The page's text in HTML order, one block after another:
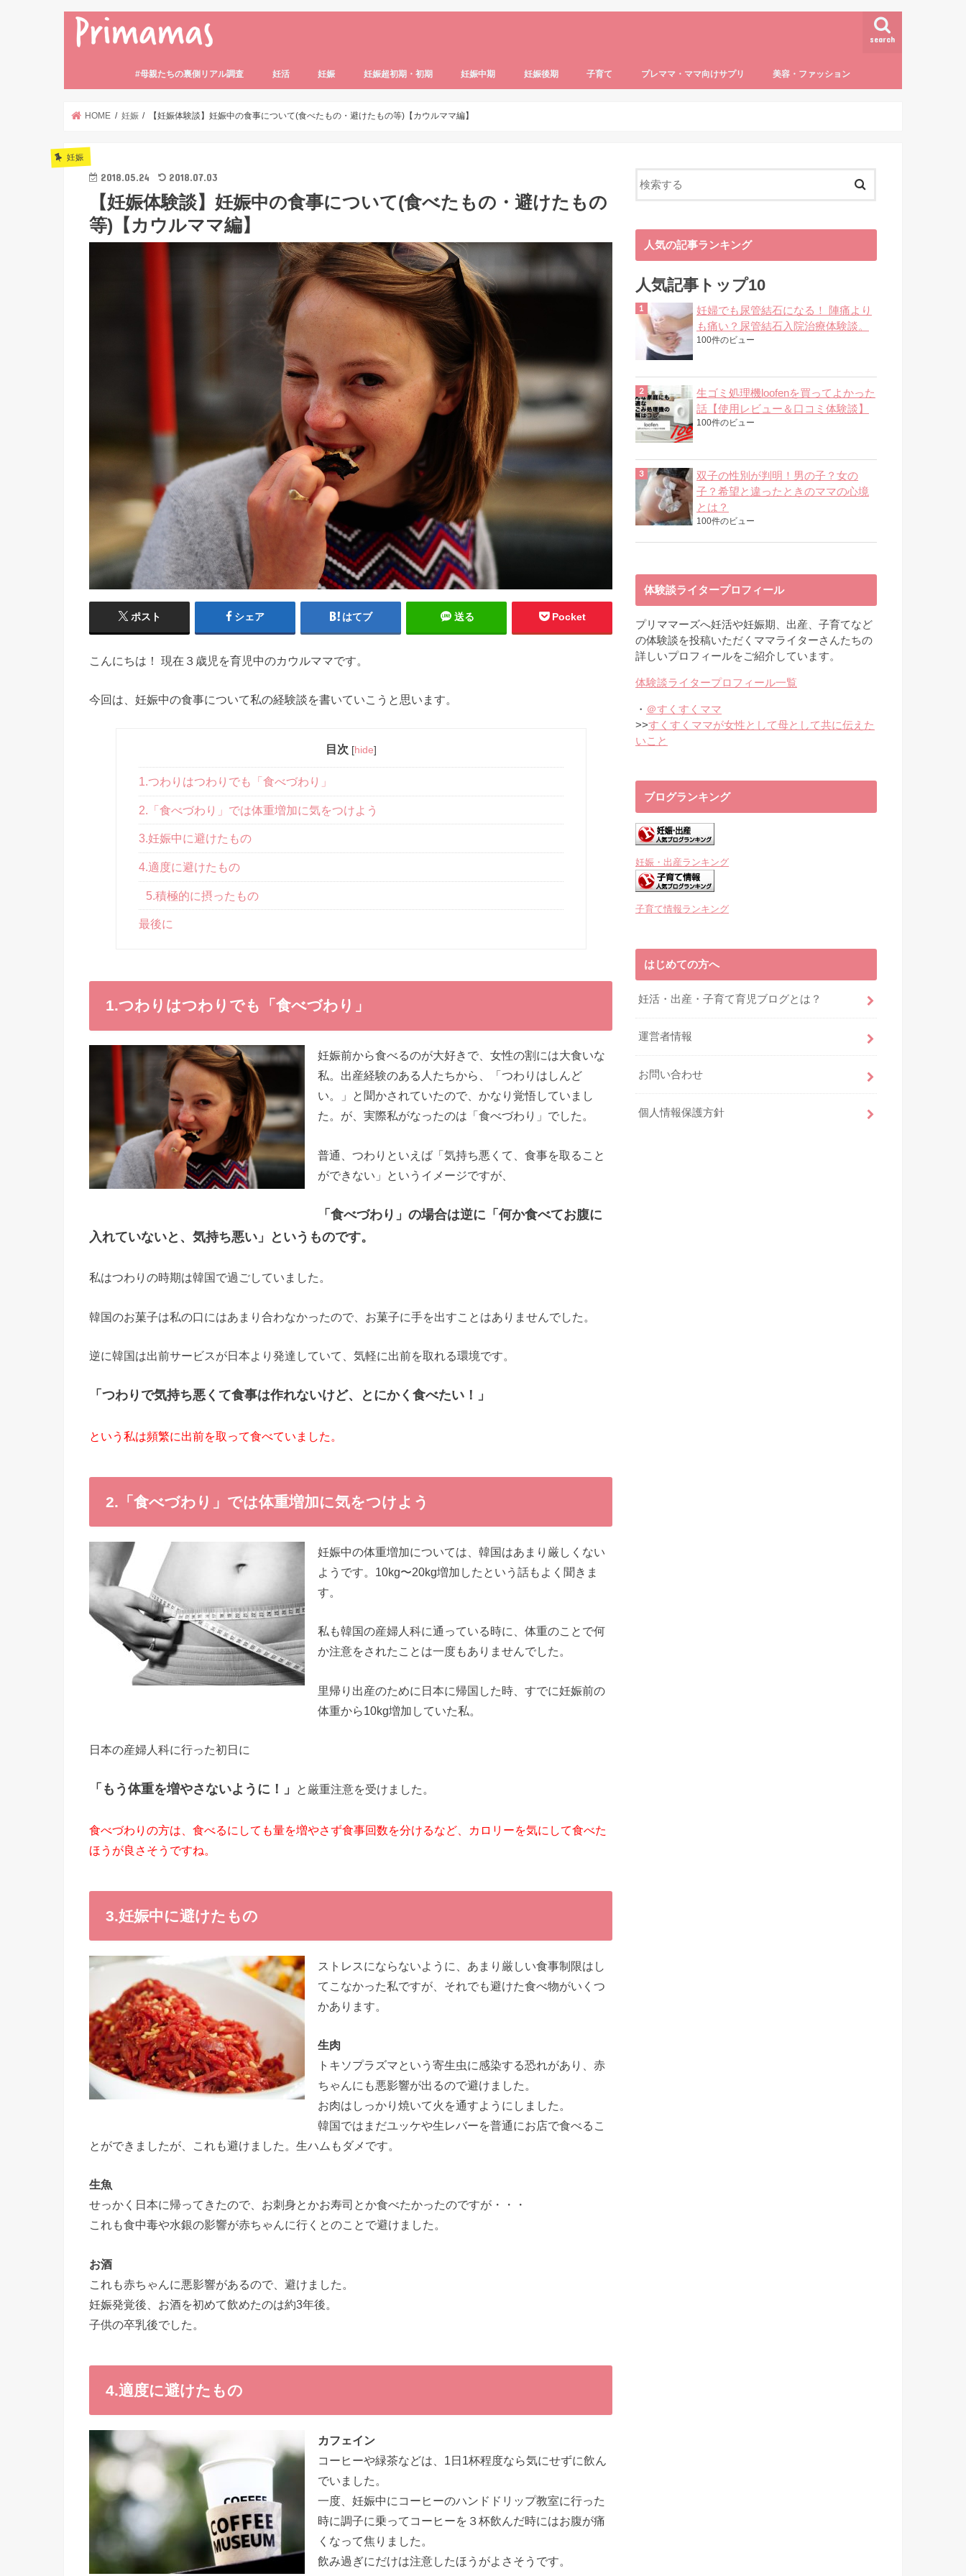
search
#母親たちの裏側リアル調査 妊活 妊娠 妊娠超初期・初期 妊娠中期 妊娠後期 子育て プレママ・ママ向けサプリ 美容・ファッション
HOME 妊娠 【妊娠体験談】妊娠中の食事について(食べたもの・避けたもの等)【カウルママ編】
妊娠
2018.05.24 2018.07.03
【妊娠体験談】妊娠中の食事について(食べたもの・避けたもの
等)【カウルママ編】
ポスト シェア はてブ 送る Pocket
こんにちは！ 現在３歳児を育児中のカウルママです。
今回は、妊娠中の食事について私の経験談を書いていこうと思います。
目次 [hide]
1.つわりはつわりでも「食べづわり」
2.「食べづわり」では体重増加に気をつけよう
3.妊娠中に避けたもの
4.適度に避けたもの
5.積極的に摂ったもの
最後に
1.つわりはつわりでも「食べづわり」
妊娠前から食べるのが大好きで、女性の割には大食いな
私。出産経験のある人たちから、「つわりはしんど
い。」と聞かされていたので、かなり覚悟していまし
た。が、実際私がなったのは「食べづわり」でした。
普通、つわりといえば「気持ち悪くて、食事を取ること
ができない」というイメージですが、
「食べづわり」の場合は逆に「何か食べてお腹に
入れていないと、気持ち悪い」というものです。
私はつわりの時期は韓国で過ごしていました。
韓国のお菓子は私の口にはあまり合わなかったので、お菓子に手を出すことはありませんでした。
逆に韓国は出前サービスが日本より発達していて、気軽に出前を取れる環境です。
「つわりで気持ち悪くて食事は作れないけど、とにかく食べたい！」
という私は頻繁に出前を取って食べていました。
2.「食べづわり」では体重増加に気をつけよう
妊娠中の体重増加については、韓国はあまり厳しくない
ようです。10kg〜20kg増加したという話もよく聞きま
す。
私も韓国の産婦人科に通っている時に、体重のことで何
か注意をされたことは一度もありませんでした。
里帰り出産のために日本に帰国した時、すでに妊娠前の
体重から10kg増加していた私。
日本の産婦人科に行った初日に
「もう体重を増やさないように！」 と厳重注意を受けました。
食べづわりの方は、食べるにしても量を増やさず食事回数を分けるなど、カロリーを気にして食べた
ほうが良さそうですね。
3.妊娠中に避けたもの
ストレスにならないように、あまり厳しい食事制限はし
てこなかった私ですが、それでも避けた食べ物がいくつ
かあります。
生肉
トキソプラズマという寄生虫に感染する恐れがあり、赤
ちゃんにも悪影響が出るので避けました。
お肉はしっかり焼いて火を通すようにしました。
韓国ではまだユッケや生レバーを普通にお店で食べるこ
とができましたが、これも避けました。生ハムもダメです。
生魚
せっかく日本に帰ってきたので、お刺身とかお寿司とか食べたかったのですが・・・
これも食中毒や水銀の影響が赤ちゃんに行くとのことで避けました。
お酒
これも赤ちゃんに悪影響があるので、避けました。
妊娠発覚後、お酒を初めて飲めたのは約3年後。
子供の卒乳後でした。
4.適度に避けたもの
カフェイン
コーヒーや緑茶などは、1日1杯程度なら気にせずに飲ん
でいました。
一度、妊娠中にコーヒーのハンドドリップ教室に行った
時に調子に乗ってコーヒーを３杯飲んだ時にはお腹が痛
くなって焦りました。
飲み過ぎにだけは注意したほうがよさそうです。
人気の記事ランキング
人気記事トップ10
妊婦でも尿管結石になる！ 陣痛より
も痛い？尿管結石入院治療体験談。
100件のビュー
生ゴミ処理機loofenを買ってよかった
話【使用レビュー＆口コミ体験談】
100件のビュー
双子の性別が判明！男の子？女の
子？希望と違ったときのママの心境
とは？
100件のビュー
体験談ライタープロフィール
プリママーズへ妊活や妊娠期、出産、子育てなど
の体験談を投稿いただくママライターさんたちの
詳しいプロフィールをご紹介しています。
体験談ライタープロフィール一覧
・ ＠すくすくママ
>>すくすくママが女性として母として共に伝えた
いこと
ブログランキング
妊娠・出産ランキング
子育て情報ランキング
はじめての方へ
妊活・出産・子育て育児ブログとは？
運営者情報
お問い合わせ
個人情報保護方針